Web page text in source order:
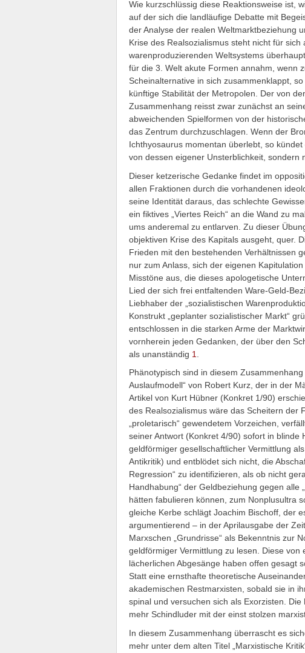
Wie kurzschlüssig diese Reaktionsweise ist,
auf der sich die landläufige Debatte mit
der Analyse der realen Weltmarktbeziehung
Krise des Realsozialismus steht nicht für
warenproduzierenden Weltsystems
für die 3. Welt akute Formen annahm, wenn
Scheinalternative in sich zusammenklappt,
künftige Stabilität der Metropolen. Der von
Zusammenhang reisst zwar zunächst an
abweichenden Spielformen von der
das Zentrum durchzuschlagen. Wenn der
Ichthyosaurus momentan überlebt, so
von dessen eigener Unsterblichkeit, sondern
Dieser ketzerische Gedanke findet im
allen Fraktionen durch die vorhandenen
seine Identität daraus, das schlechte
ein fiktives „Viertes Reich“ an die Wand zu
ums anderemal zu entlarven. Zu dieser
objektiven Krise des Kapitals ausgeht, quer.
Frieden mit den bestehenden Verhältnissen
nur zum Anlass, sich der eigenen
Misstöne aus, die dieses apologetische
Lied der sich frei entfaltenden Ware-Geld-
Liebhaber der „sozialistischen
Konstrukt „geplanter sozialistischer Markt“
entschlossen in die starken Arme der
vornherein jeden Gedanken, der über den
als unanständig 1
Phänotypisch sind in diesem
Auslaufmodell“ von Robert Kurz, der in der
Artikel von Kurt Hübner (Konkret 1/90)
des Realsozialismus wäre das Scheitern der
„proletarisch“ gewendetem Vorzeichen,
seiner Antwort (Konkret 4/90) sofort in
geldförmiger gesellschaftlicher Vermittlung
Antikritik) und entblödet sich nicht, die
Regression“ zu identifizieren, als ob nicht
Handhabung“ der Geldbeziehung gegen alle
hätten fabulieren können, zum Nonplusultra
gleiche Kerbe schlägt Joachim Bischoff, der
argumentierend – in der Aprilausgabe der
Marxschen „Grundrisse“ als Bekenntnis zur
geldförmiger Vermittlung zu lesen. Diese
lächerlichen Abgesänge haben offen gesagt
Statt eine ernsthafte theoretische
akademischen Restmarxisten, sobald sie in
spinal und versuchen sich als Exorzisten.
mehr Schindluder mit der einst stolzen
In diesem Zusammenhang überrascht es
mehr unter dem alten Titel „Marxistische